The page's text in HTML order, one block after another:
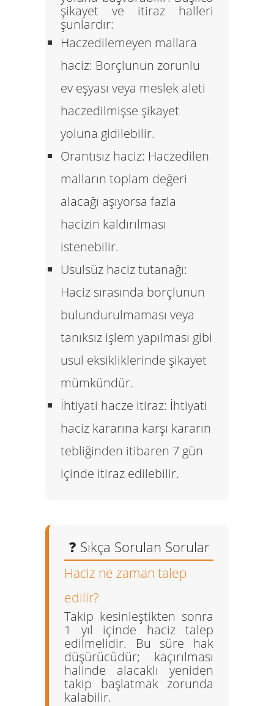
şikayet ve itiraz halleri
şunlardır:
Haczedilemeyen mallara
haciz: Borçlunun zorunlu
ev eşyası veya meslek aleti
haczedilmişse şikayet
yoluna gidilebilir.
Orantısız haciz: Haczedilen
malların toplam değeri
alacağı aşıyorsa fazla
hacizin kaldırılması
istenebilir.
Usulsüz haciz tutanağı:
Haciz sırasında borçlunun
bulundurulmaması veya
tanıksız işlem yapılması gibi
usul eksikliklerinde şikayet
mümkündür.
İhtiyati hacze itiraz: İhtiyati
haciz kararına karşı kararın
tebliğinden itibaren 7 gün
içinde itiraz edilebilir.
❓ Sıkça Sorulan Sorular
Haciz ne zaman talep
edilir?
Takip kesinleştikten sonra
1 yıl içinde haciz talep
edilmelidir. Bu süre hak
düşürücüdür; kaçırılması
halinde alacaklı yeniden
takip başlatmak zorunda
kalabilir.